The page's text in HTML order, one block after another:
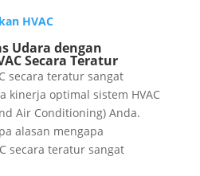
HVAC
Udara dengan
Secara Teratur
secara teratur sangat
kinerja optimal sistem HVAC
Air Conditioning) Anda.
alasan mengapa
secara teratur sangat